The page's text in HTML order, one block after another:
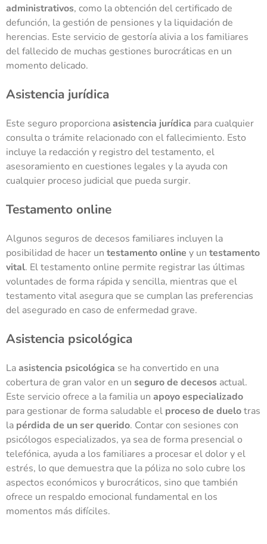
administrativos, como la obtención del certificado de
defunción, la gestión de pensiones y la liquidación de
herencias. Este servicio de gestoría alivia a los familiares
del fallecido de muchas gestiones burocráticas en un
momento delicado.
Asistencia jurídica
Este seguro proporcionaasistencia jurídica para cualquier
consulta o trámite relacionado con el fallecimiento. Esto
incluye la redacción y registro del testamento, el
asesoramiento en cuestiones legales y la ayuda con
cualquier proceso judicial que pueda surgir.
Testamento online
Algunos seguros de decesos familiares incluyen la
posibilidad de hacer un testamento online y un testamento
vital. El testamento online permite registrar las últimas
voluntades de forma rápida y sencilla, mientras que el
testamento vital asegura que se cumplan las preferencias
del asegurado en caso de enfermedad grave.
Asistencia psicológica
Laasistencia psicológica se ha convertido en una
cobertura de gran valor en un seguro de decesos actual.
Este servicio ofrece a la familia un apoyo especializado
para gestionar de forma saludable el proceso de duelotras
la pérdida de un ser querido. Contar con sesiones con
psicólogos especializados, ya sea de forma presencial o
telefónica, ayuda a los familiares a procesar el dolor y el
estrés, lo que demuestra que la póliza no solo cubre los
aspectos económicos y burocráticos, sino que también
ofrece un respaldo emocional fundamental en los
momentos más difíciles.